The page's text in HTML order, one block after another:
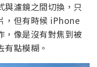
與濾鏡之間切換，只
，但有時候 iPhone
，像是沒有對焦到被
點模糊。